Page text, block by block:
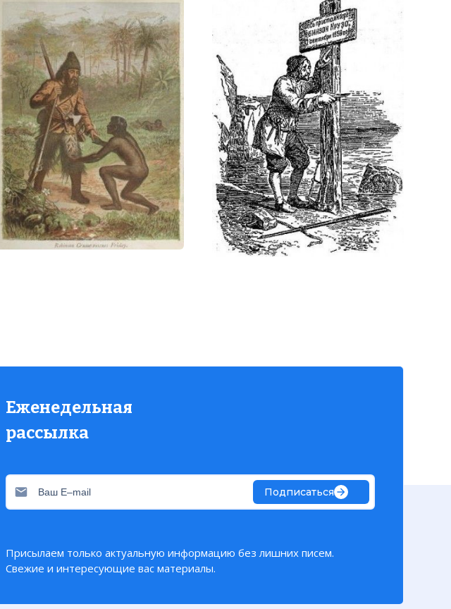
Еженедельная
рассылка
Подписаться
Присылаем только актуальную информацию без лишних писем.
Свежие и интересующие вас материалы.